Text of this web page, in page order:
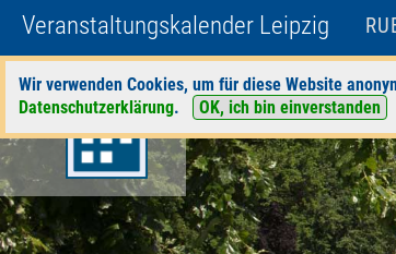
Veranstaltungskalender Leipzig
Wir verwenden Cookies, um für diese Website
Datenschutzerklärung. OK, ich bin einverstanden